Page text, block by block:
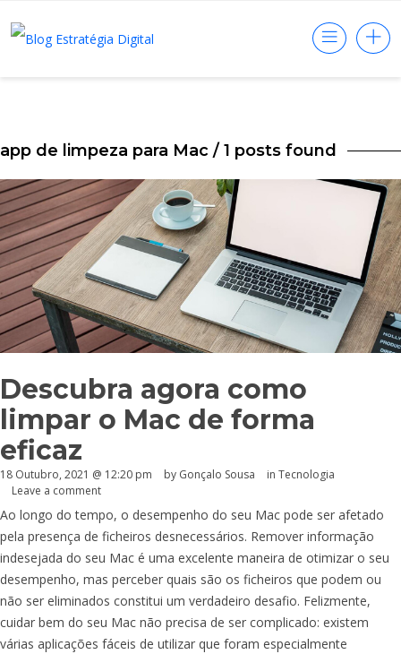
app de limpeza para Mac / 1 posts found
Descubra agora como
limpar o Mac de forma
eficaz
18 Outubro, 2021 @ 12:20 pm by Gonçalo Sousa in Tecnologia
Leave a comment
Ao longo do tempo, o desempenho do seu Mac pode ser afetado
pela presença de ficheiros desnecessários. Remover informação
indesejada do seu Mac é uma excelente maneira de otimizar o seu
desempenho, mas perceber quais são os ficheiros que podem ou
não ser eliminados constitui um verdadeiro desafio. Felizmente,
cuidar bem do seu Mac não precisa de ser complicado: existem
várias aplicações fáceis de utilizar que foram especialmente